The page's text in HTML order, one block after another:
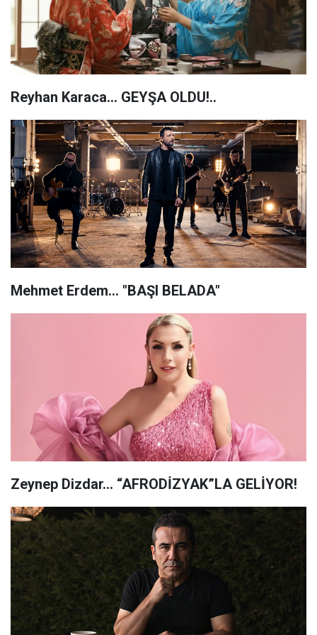
Reyhan Karaca… GEYŞA OLDU!..
Mehmet Erdem… "BAŞI BELADA"
Zeynep Dizdar… “AFRODİZYAK”LA GELİYOR!